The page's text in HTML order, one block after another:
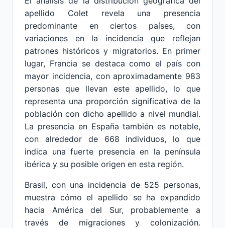
apellido Colet revela una presencia
predominante en ciertos países, con
variaciones en la incidencia que reflejan
patrones históricos y migratorios. En primer
lugar, Francia se destaca como el país con
mayor incidencia, con aproximadamente 983
personas que llevan este apellido, lo que
representa una proporción significativa de la
población con dicho apellido a nivel mundial.
La presencia en España también es notable,
con alrededor de 668 individuos, lo que
indica una fuerte presencia en la península
ibérica y su posible origen en esta región.
Brasil, con una incidencia de 525 personas,
muestra cómo el apellido se ha expandido
hacia América del Sur, probablemente a
través de migraciones y colonización.